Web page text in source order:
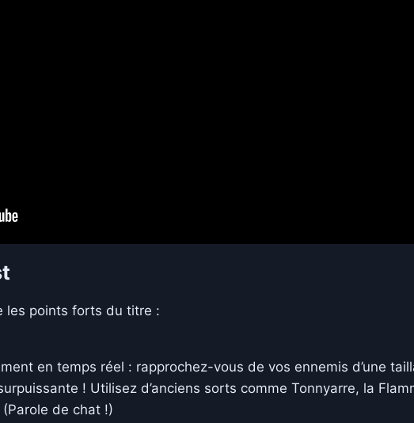
les points forts du titre :
en temps réel : rapprochez-vous de vos ennemis d’une
! Utilisez d’anciens sorts comme Tonnyarre, la
de chat !)